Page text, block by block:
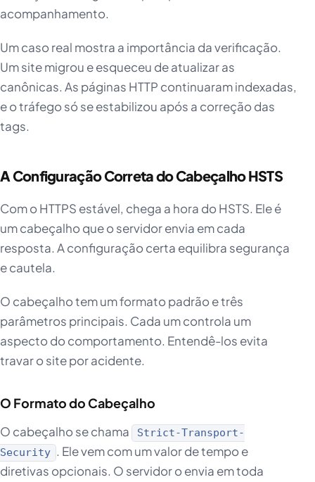
acompanhamento.
Um caso real mostra a importância da verificação.
Um site migrou e esqueceu de atualizar as
canônicas. As páginas HTTP continuaram indexadas,
e o tráfego só se estabilizou após a correção das
tags.
A Configuração Correta do Cabeçalho HSTS
Com o HTTPS estável, chega a hora do HSTS. Ele é
um cabeçalho que o servidor envia em cada
resposta. A configuração certa equilibra segurança
e cautela.
O cabeçalho tem um formato padrão e três
parâmetros principais. Cada um controla um
aspecto do comportamento. Entendê-los evita
travar o site por acidente.
O Formato do Cabeçalho
O cabeçalho se chama
Strict-Transport-
Security . Ele vem com um valor de tempo e
diretivas opcionais. O servidor o envia em toda